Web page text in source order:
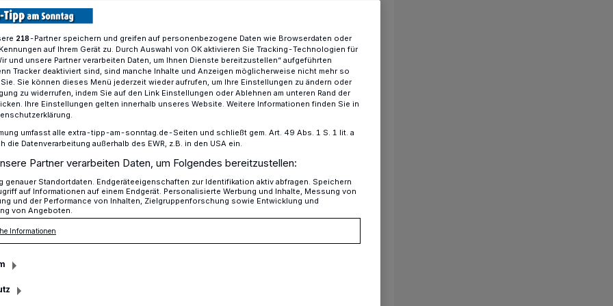
Unbeschulbaren: Post, Polizei und Drama
Drama
Klasse der Erich-Kästner-Schule
schon aufgegeben wurden.
218-Partner speichern und greifen auf personenbezogene Daten wie Browserdaten oder
auf Ihrem Gerät zu. Durch Auswahl von OK aktivieren Sie Tracking-Technologien für
und unsere Partner verarbeiten Daten, um Ihnen Dienste bereitzustellen“ aufgeführten
Tracker deaktiviert sind, sind manche Inhalte und Anzeigen möglicherweise nicht mehr so
Sie können dieses Menü jederzeit wieder aufrufen, um Ihre Einstellungen zu ändern oder
zu widerrufen, indem Sie auf den Link Einstellungen oder Ablehnen am unteren Rand der
Ihre Einstellungen gelten innerhalb unseres Website. Weitere Informationen finden Sie in
umfasst alle extra-tipp-am-sonntag.de-Seiten und schließt gem. Art. 49 Abs. 1 S. 1 lit. a
die Datenverarbeitung außerhalb des EWR, z.B. in den USA ein.
Partner verarbeiten Daten, um Folgendes bereitzustellen:
genauer Standortdaten. Endgeräteeigenschaften zur Identifikation aktiv abfragen. Speichern
auf Informationen auf einem Endgerät. Personalisierte Werbung und Inhalte, Messung von
und der Performance von Inhalten, Zielgruppenforschung sowie Entwicklung und
von Angeboten.
Informationen